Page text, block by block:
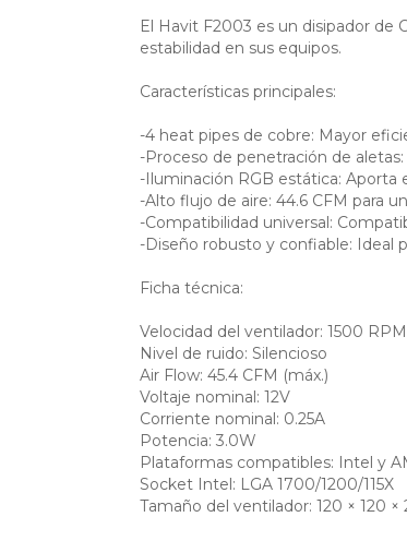
El Havit F2003 es un disipador de
estabilidad en sus equipos.
Características principales:
-4 heat pipes de cobre: Mayor
-Proceso de penetración de
-Iluminación RGB estática: Aporta
-Alto flujo de aire: 44.6 CFM para
-Compatibilidad universal:
-Diseño robusto y confiable: Ideal
Ficha técnica:
Velocidad del ventilador: 1500 RPM
Nivel de ruido: Silencioso
Air Flow: 45.4 CFM (máx.)
Voltaje nominal: 12V
Corriente nominal: 0.25A
Potencia: 3.0W
Plataformas compatibles: Intel y
Socket Intel: LGA 1700/1200/115X
Tamaño del ventilador: 120 × 120 ×